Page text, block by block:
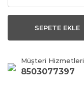
SEPETE EKLE
Müşteri Hizmetleri
8503077397